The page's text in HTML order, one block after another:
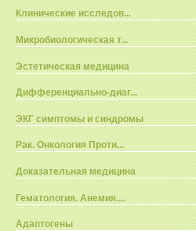
Клинические исследов...
Микробиологическая т...
Эстетическая медицина
Дифференциально-диаг...
ЭКГ симптомы и синдромы
Рак. Онкология Проти...
Доказательная медицина
Гематология. Анемия....
Адаптогены